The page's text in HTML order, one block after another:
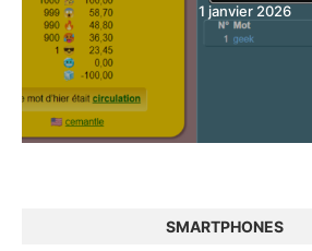
1 janvier 2026
SMARTPHONES